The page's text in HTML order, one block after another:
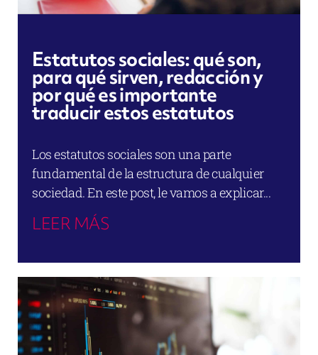
Estatutos sociales: qué son,
para qué sirven, redacción y
por qué es importante
traducir estos estatutos
Los estatutos sociales son una parte
fundamental de la estructura de cualquier
sociedad. En este post, le vamos a explicar...
LEER MÁS